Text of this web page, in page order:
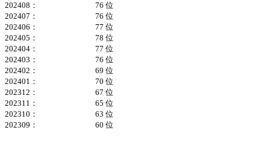
202408：
76 位
202407：
76 位
202406：
77 位
202405：
78 位
202404：
77 位
202403：
76 位
202402：
69 位
202401：
70 位
202312：
67 位
202311：
65 位
202310：
63 位
202309：
60 位